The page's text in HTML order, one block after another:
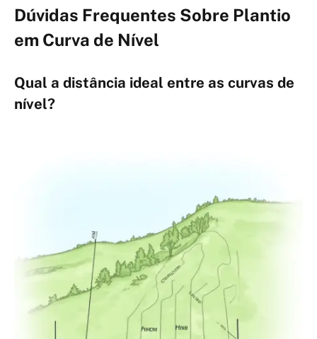
Dúvidas Frequentes Sobre Plantio
em Curva de Nível
Qual a distância ideal entre as curvas de
nível?